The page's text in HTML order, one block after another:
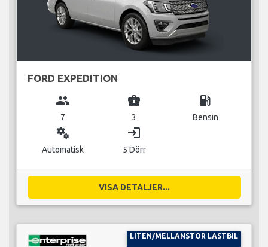
FORD EXPEDITION
group
7
business_center
3
local_gas_station
Bensin
miscellaneous_services
Automatisk
login
5 Dörr
VISA DETALJER...
LITEN/MELLANSTOR LASTBIL